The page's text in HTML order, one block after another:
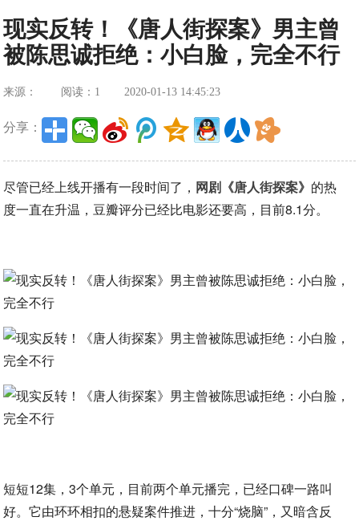
现实反转！《唐人街探案》男主曾
被陈思诚拒绝：小白脸，完全不行
来源： 阅读：1 2020-01-13 14:45:23
分享：
尽管已经上线开播有一段时间了， 网剧《唐人街探案》 的热
度一直在升温，豆瓣评分已经比电影还要高，目前8.1分。
短短12集，3个单元，目前两个单元播完，已经口碑一路叫
好。它由环环相扣的悬疑案件推进，十分“烧脑”，又暗含反